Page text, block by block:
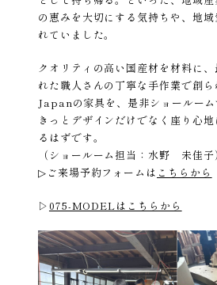
の恵みを大切にする気持ちや、地
れていました。
クオリティの高い国産材を材料に
れた職人さんの丁寧な手作業で創
Japanの家具を、是非ショールーム
きっとデザインだけでなく座り心
るはずです。
（ショールーム担当：水野 未佳子）
▷ ご来場予約フォームは こちらから
▷075-MODELはこちらから